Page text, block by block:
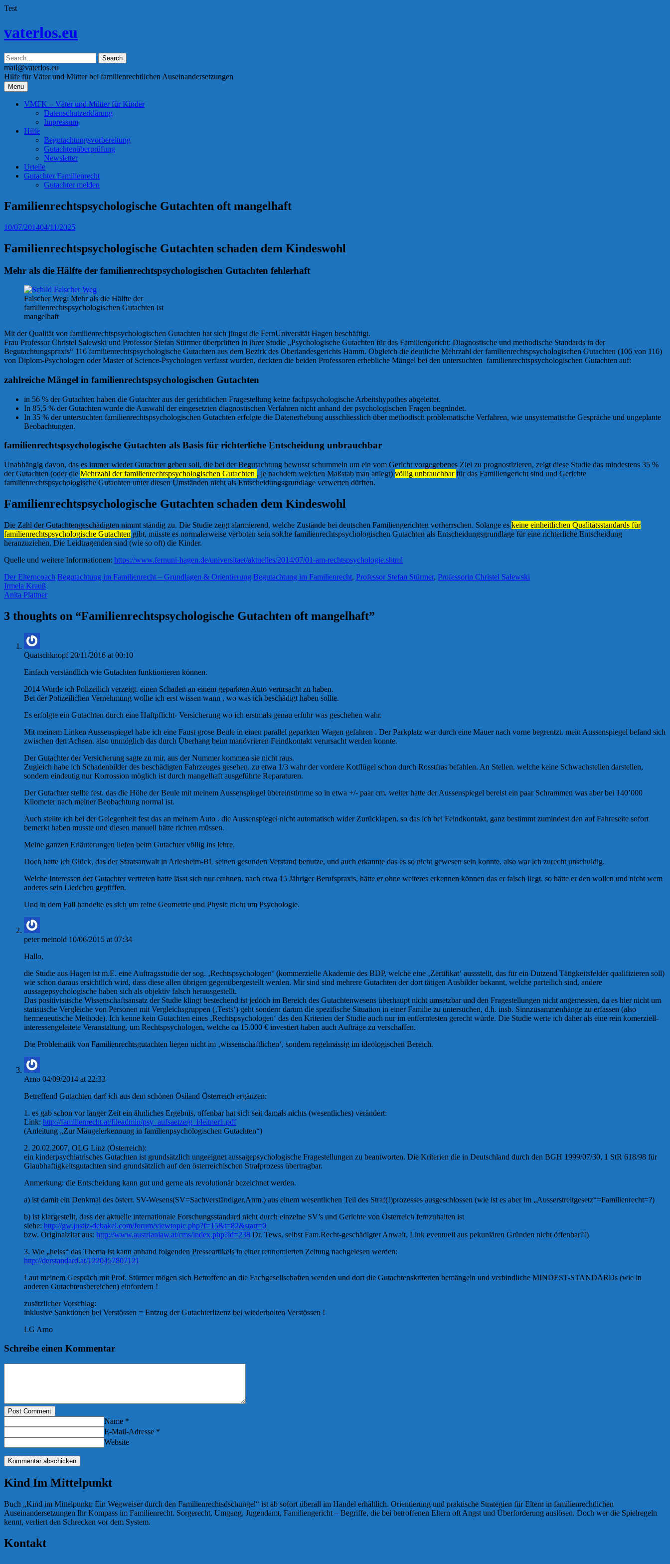
Test
to
vaterlos.eu
mail@vaterlos.eu
Hilfe für Väter und Mütter bei familienrechtlichen Auseinandersetzungen
Menu
VMFK – Väter und Mütter für Kinder
Datenschutzerklärung
Impressum
Hilfe
Begutachtungsvorbereitung
Gutachtenüberprüfung
Newsletter
Urteile
Gutachter Familienrecht
Gutachter melden
Familienrechtspsychologische Gutachten oft mangelhaft
10/07/201404/11/2025
Familienrechtspsychologische Gutachten schaden dem Kindeswohl
Mehr als die Hälfte der familienrechtspsychologischen Gutachten fehlerhaft
Falscher Weg: Mehr als die Hälfte der
familienrechtspsychologischen Gutachten ist
mangelhaft
Mit der Qualität von familienrechtspsychologischen Gutachten hat sich jüngst die FernUniversität Hagen beschäftigt.
Frau Professor Christel Salewski und Professor Stefan Stürmer überprüften in ihrer Studie „Psychologische Gutachten für das Familiengericht: Diagnostische und methodische Standards in der
Begutachtungspraxis“ 116 familienrechtspsychologische Gutachten aus dem Bezirk des Oberlandesgerichts Hamm. Obgleich die deutliche Mehrzahl der familienrechtspsychologischen Gutachten (106 von 116)
von Diplom-Psychologen oder Master of Science-Psychologen verfasst wurden, deckten die beiden Professoren erhebliche Mängel bei den untersuchten familienrechtspsychologischen Gutachten auf:
zahlreiche Mängel in familienrechtspsychologischen Gutachten
in 56 % der Gutachten haben die Gutachter aus der gerichtlichen Fragestellung keine fachpsychologische Arbeitshypothes abgeleitet.
In 85,5 % der Gutachten wurde die Auswahl der eingesetzten diagnostischen Verfahren nicht anhand der psychologischen Fragen begründet.
In 35 % der untersuchten familienrechtspsychologischen Gutachten erfolgte die Datenerhebung ausschliesslich über methodisch problematische Verfahren, wie unsystematische Gespräche und ungeplante
Beobachtungen.
familienrechtspsychologische Gutachten als Basis für richterliche Entscheidung unbrauchbar
Unabhängig davon, das es immer wieder Gutachter geben soll, die bei der Begutachtung bewusst schummeln um ein vom Gericht vorgegebenes Ziel zu prognostizieren, zeigt diese Studie das mindestens 35 %
der Gutachten (oder die Mehrzahl der familienrechtspsychologischen Gutachten , je nachdem welchen Maßstab man anlegt) völlig unbrauchbarfür das Familiengericht sind und Gerichte
familienrechtspsychologische Gutachten unter diesen Umständen nicht als Entscheidungsgrundlage verwerten dürften.
Familienrechtspsychologische Gutachten schaden dem Kindeswohl
Die Zahl der Gutachtengeschädigten nimmt ständig zu. Die Studie zeigt alarmierend, welche Zustände bei deutschen Familiengerichten vorherrschen. Solange es keine einheitlichen Qualitätsstandards für
familienrechtspsychologische Gutachten gibt, müsste es normalerweise verboten sein solche familienrechtspsychologischen Gutachten als Entscheidungsgrundlage für eine richterliche Entscheidung
heranzuziehen. Die Leidtragenden sind (wie so oft) die Kinder.
Quelle und weitere Informationen: https://www.fernuni-hagen.de/universitaet/aktuelles/2014/07/01-am-rechtspsychologie.shtml
Der Elterncoach Begutachtung im Familienrecht – Grundlagen & Orientierung Begutachtung im Familienrecht, Professor Stefan Stürmer, Professorin Christel Salewski
Irmela Krauß
Anita Plattner
3 thoughts on “Familienrechtspsychologische Gutachten oft mangelhaft”
Quatschknopf 20/11/2016 at 00:10
Einfach verständlich wie Gutachten funktionieren können.
2014 Wurde ich Polizeilich verzeigt. einen Schaden an einem geparkten Auto verursacht zu haben.
Bei der Polizeilichen Vernehmung wollte ich erst wissen wann , wo was ich beschädigt haben sollte.
Es erfolgte ein Gutachten durch eine Haftpflicht- Versicherung wo ich erstmals genau erfuhr was geschehen wahr.
Mit meinem Linken Aussenspiegel habe ich eine Faust grose Beule in einen parallel geparkten Wagen gefahren . Der Parkplatz war durch eine Mauer nach vorne begrentzt. mein Aussenspiegel befand sich
zwischen den Achsen. also unmöglich das durch Überhang beim manövrieren Feindkontakt verursacht werden konnte.
Der Gutachter der Versicherung sagte zu mir, aus der Nummer kommen sie nicht raus.
Zugleich habe ich Schadenbilder des beschädigten Fahrzeuges gesehen. zu etwa 1/3 wahr der vordere Kotflügel schon durch Rosstfras befahlen. An Stellen. welche keine Schwachstellen darstellen,
sondern eindeutig nur Korrossion möglich ist durch mangelhaft ausgeführte Reparaturen.
Der Gutachter stellte fest. das die Höhe der Beule mit meinem Aussenspiegel übereinstimme so in etwa +/- paar cm. weiter hatte der Aussenspiegel bereist ein paar Schrammen was aber bei 140’000
Kilometer nach meiner Beobachtung normal ist.
Auch stellte ich bei der Gelegenheit fest das an meinem Auto . die Aussenspiegel nicht automatisch wider Zurücklapen. so das ich bei Feindkontakt, ganz bestimmt zumindest den auf Fahreseite sofort
bemerkt haben musste und diesen manuell hätte richten müssen.
Meine ganzen Erläuterungen liefen beim Gutachter völlig ins lehre.
Doch hatte ich Glück, das der Staatsanwalt in Arlesheim-BL seinen gesunden Verstand benutze, und auch erkannte das es so nicht gewesen sein konnte. also war ich zurecht unschuldig.
Welche Interessen der Gutachter vertreten hatte lässt sich nur erahnen. nach etwa 15 Jähriger Berufspraxis, hätte er ohne weiteres erkennen können das er falsch liegt. so hätte er den wollen und nicht wem
anderes sein Liedchen gepfiffen.
Und in dem Fall handelte es sich um reine Geometrie und Physic nicht um Psychologie.
peter meinold 10/06/2015 at 07:34
Hallo,
die Studie aus Hagen ist m.E. eine Auftragsstudie der sog. ‚Rechtspsychologen‘ (kommerzielle Akademie des BDP, welche eine ‚Zertifikat‘ aussstellt, das für ein Dutzend Tätigkeitsfelder qualifizieren soll)
wie schon daraus ersichtlich wird, dass diese allen übrigen gegenübergestellt werden. Mir sind sind mehrere Gutachten der dort tätigen Ausbilder bekannt, welche parteilich sind, andere
aussagepsychologische haben sich als objektiv falsch herausgestellt.
Das positivistische Wissenschaftsansatz der Studie klingt bestechend ist jedoch im Bereich des Gutachtenwesens überhaupt nicht umsetzbar und den Fragestellungen nicht angemessen, da es hier nicht um
statistische Vergleiche von Personen mit Vergleichsgruppen (‚Tests‘) geht sondern darum die spezifische Situation in einer Familie zu untersuchen, d.h. insb. Sinnzusammenhänge zu erfassen (also
hermeneutische Methode). Ich kenne kein Gutachten eines ‚Rechtspsychologen‘ das den Kriterien der Studie auch nur im entferntesten gerecht würde. Die Studie werte ich daher als eine rein komerziell-
interessengeleitete Veranstaltung, um Rechtspsychologen, welche ca 15.000 € investiert haben auch Aufträge zu verschaffen.
Die Problematik von Familienrechtsgutachten liegen nicht im ‚wissenschaftlichen‘, sondern regelmässig im ideologischen Bereich.
Arno 04/09/2014 at 22:33
Betreffend Gutachten darf ich aus dem schönen Ösiland Österreich ergänzen:
1. es gab schon vor langer Zeit ein ähnliches Ergebnis, offenbar hat sich seit damals nichts (wesentliches) verändert:
Link: http://familienrecht.at/fileadmin/psy_aufsaetze/g_l/leitner1.pdf
(Anleitung „Zur Mängelerkennung in familienpsychologischen Gutachten“)
2. 20.02.2007, OLG Linz (Österreich):
ein kinderpsychiatrisches Gutachten ist grundsätzlich ungeeignet aussagepsychologische Fragestellungen zu beantworten. Die Kriterien die in Deutschland durch den BGH 1999/07/30, 1 StR 618/98 für
Glaubhaftigkeitsgutachten sind grundsätzlich auf den österreichischen Strafprozess übertragbar.
Anmerkung: die Entscheidung kann gut und gerne als revolutionär bezeichnet werden.
a) ist damit ein Denkmal des österr. SV-Wesens(SV=Sachverständiger,Anm.) aus einem wesentlichen Teil des Straf(!)prozesses ausgeschlossen (wie ist es aber im „Ausserstreitgesetz“=Familienrecht=?)
b) ist klargestellt, dass der aktuelle internationale Forschungsstandard nicht durch einzelne SV’s und Gerichte von Österreich fernzuhalten ist
siehe: http://gw.justiz-debakel.com/forum/viewtopic.php?f=15&t=82&start=0
bzw. Originalzitat aus: http://www.austrianlaw.at/cms/index.php?id=238 Dr. Tews, selbst Fam.Recht-geschädigter Anwalt, Link eventuell aus pekuniären Gründen nicht öffenbar?!)
3. Wie „heiss“ das Thema ist kann anhand folgenden Presseartikels in einer rennomierten Zeitung nachgelesen werden:
http://derstandard.at/1220457807121
Laut meinem Gespräch mit Prof. Stürmer mögen sich Betroffene an die Fachgesellschaften wenden und dort die Gutachtenskriterien bemängeln und verbindliche MINDEST-STANDARDs (wie in
anderen Gutachtensbereichen) einfordern !
zusätzlicher Vorschlag:
inklusive Sanktionen bei Verstössen = Entzug der Gutachterlizenz bei wiederholten Verstössen !
LG Arno
Schreibe einen Kommentar
Post Comment
Name *
E-Mail-Adresse *
Website
Kind Im Mittelpunkt
Buch „Kind im Mittelpunkt: Ein Wegweiser durch den Familienrechtsdschungel“ ist ab sofort überall im Handel erhältlich. Orientierung und praktische Strategien für Eltern in familienrechtlichen
Auseinandersetzungen Ihr Kompass im Familienrecht. Sorgerecht, Umgang, Jugendamt, Familiengericht – Begriffe, die bei betroffenen Eltern oft Angst und Überforderung auslösen. Doch wer die Spielregeln
kennt, verliert den Schrecken vor dem System.
Kontakt